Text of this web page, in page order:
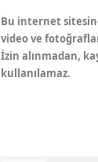
Bu internet
video ve
İzin alınmadan,
kullanılamaz.